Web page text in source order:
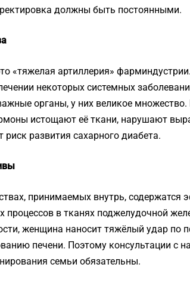
должны быть постоянными.
«тяжелая артиллерия»
некоторых системных
органы, у них великое множество.
истощают её ткани, нарушают
развития сахарного диабета.
принимаемых внутрь, содержатся
процессов в тканях поджелудочной
женщина наносит тяжёлый удар по
печени. Поэтому консультации
семьи обязательны.